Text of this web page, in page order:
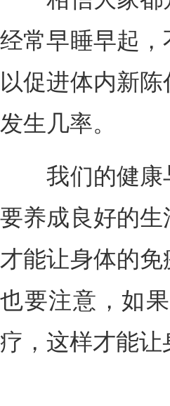
经常早睡早起
以促进体内新
发生几率。
我们的健康与
要养成良好的
才能让身体的
也要注意，如
疗，这样才能